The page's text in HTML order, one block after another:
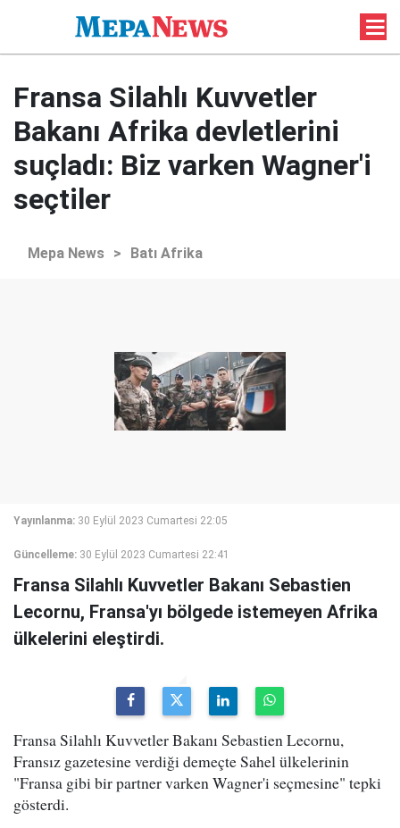
Fransa Silahlı Kuvvetler
Bakanı Afrika devletlerini
suçladı: Biz varken Wagner'i
seçtiler
Mepa News > Batı Afrika
Yayınlanma: 30 Eylül 2023 Cumartesi 22:05
Güncelleme: 30 Eylül 2023 Cumartesi 22:41
Fransa Silahlı Kuvvetler Bakanı Sebastien
Lecornu, Fransa'yı bölgede istemeyen Afrika
ülkelerini eleştirdi.
Fransa Silahlı Kuvvetler Bakanı Sebastien Lecornu,
Fransız gazetesine verdiği demeçte Sahel ülkelerinin
"Fransa gibi bir partner varken Wagner'i seçmesine" tepki
gösterdi.